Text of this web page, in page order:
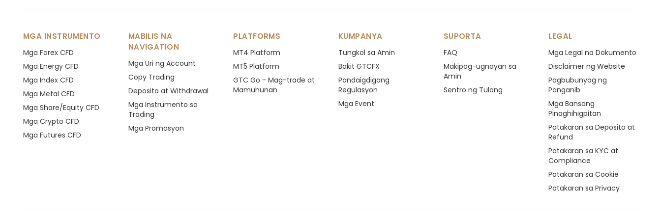
MGA INSTRUMENTO
Mga Forex CFD
Mga Energy CFD
Mga Index CFD
Mga Metal CFD
Mga Share/Equity CFD
Mga Crypto CFD
Mga Futures CFD
MABILIS NA
NAVIGATION
Mga Uri ng Account
Copy Trading
Deposito at Withdrawal
Mga Instrumento sa
Trading
Mga Promosyon
PLATFORMS
MT4 Platform
MT5 Platform
GTC Go - Mag-trade at
Mamuhunan
KUMPANYA
Tungkol sa Amin
Bakit GTCFX
Pandaigdigang
Regulasyon
Mga Event
SUPORTA
FAQ
Makipag-ugnayan sa
Amin
Sentro ng Tulong
LEGAL
Mga Legal na Dokumento
Disclaimer ng Website
Pagbubunyag ng
Panganib
Mga Bansang
Pinaghihigpitan
Patakaran sa Deposito at
Refund
Patakaran sa KYC at
Compliance
Patakaran sa Cookie
Patakaran sa Privacy